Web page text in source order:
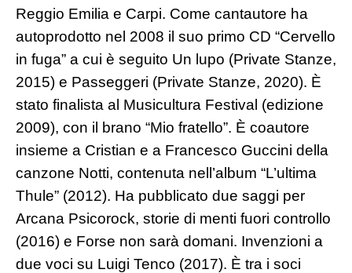
Reggio Emilia e Carpi. Come cantautore ha
autoprodotto nel 2008 il suo primo CD “Cervello
in fuga” a cui è seguito Un lupo (Private Stanze,
2015) e Passeggeri (Private Stanze, 2020). È
stato finalista al Musicultura Festival (edizione
2009), con il brano “Mio fratello”. È coautore
insieme a Cristian e a Francesco Guccini della
canzone Notti, contenuta nell’album “L’ultima
Thule” (2012). Ha pubblicato due saggi per
Arcana Psicorock, storie di menti fuori controllo
(2016) e Forse non sarà domani. Invenzioni a
due voci su Luigi Tenco (2017). È tra i soci